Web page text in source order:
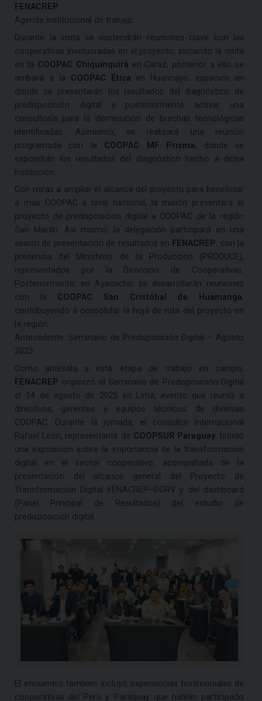
FENACREP
Agenda institucional de trabajo
Durante la visita se sostendrán reuniones clave con las
cooperativas involucradas en el proyecto, iniciando la visita
en la COOPAC Chiquinquirá en Caraz, posterior a ello se
arribará a la COOPAC Ética en Huancayo, espacios en
donde se presentarán los resultados del diagnóstico de
predisposición digital y posteriormente activar una
consultoría para la disminución de brechas tecnológicas
identificadas. Asimismo, se realizará una reunión
programada con la COOPAC MF Prisma, donde se
expondrán los resultados del diagnóstico hecho a dicha
institución.
Con miras a ampliar el alcance del proyecto para beneficiar
a más COOPAC a nivel nacional, la misión presentará el
proyecto de predisposición digital a COOPAC de la región
San Martín. Así mismo, la delegación participará en una
sesión de presentación de resultados en FENACREP, con la
presencia del Ministerio de la Producción (PRODUCE),
representados por la Dirección de Cooperativas.
Posteriormente, en Ayacucho se desarrollarán reuniones
con la COOPAC San Cristóbal de Huamanga,
contribuyendo a consolidar la hoja de ruta del proyecto en
la región.
Antecedente: Seminario de Predisposición Digital – Agosto
2025
Como antesala a esta etapa de trabajo en campo,
FENACREP organizó el Seminario de Predisposición Digital
el 14 de agosto de 2025 en Lima, evento que reunió a
directivos, gerentes y equipos técnicos de diversas
COOPAC. Durante la jornada, el consultor internacional
Rafael León, representante de COOPSUR Paraguay, brindó
una exposición sobre la importancia de la transformación
digital en el sector cooperativo, acompañada de la
presentación del alcance general del Proyecto de
Transformación Digital FENACREP–DGRV y del dashboard
(Panel Principal de Resultados) del estudio de
predisposición digital.
El encuentro también incluyó experiencias testimoniales de
cooperativas del Perú y Paraguay que habían participado